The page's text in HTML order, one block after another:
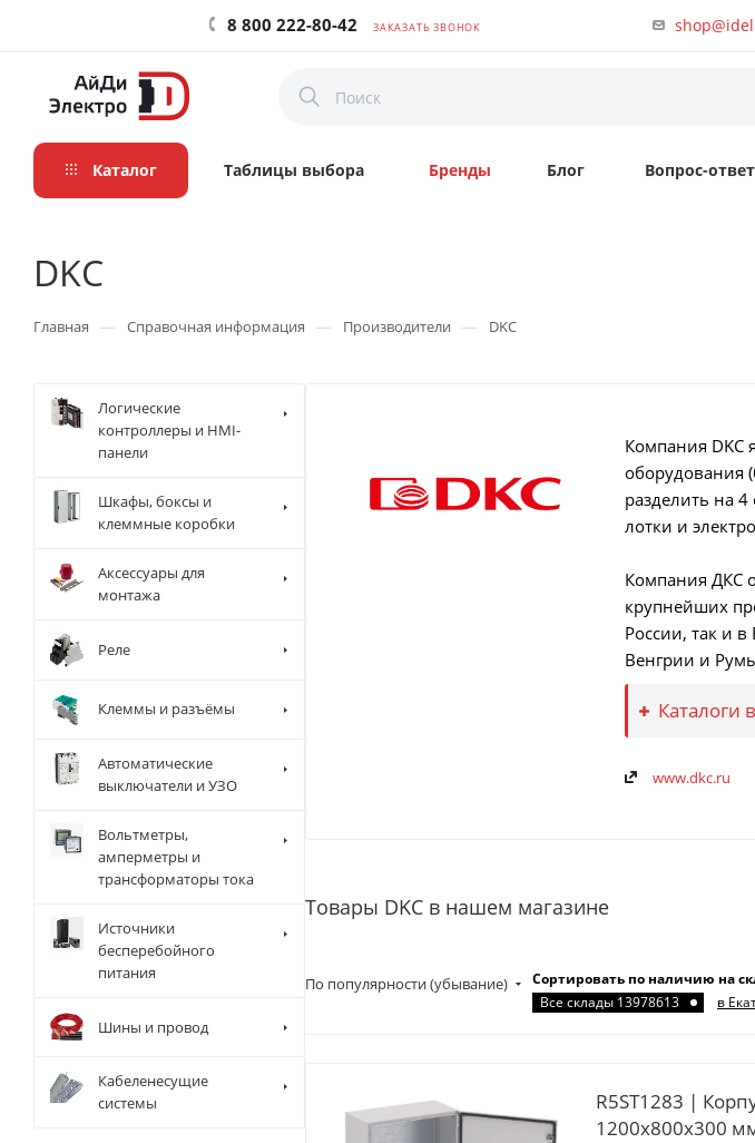
8 800 222-80-42 ЗАКАЗАТЬ ЗВОНОК
Каталог Таблицы выбора Бренды Блог Вопрос-ответ
DKC
Главная — Справочная информация — Производители — DKC
Компания DKC
оборудования
разделить на
лотки и
Компания ДКС
крупнейших
России, так и
Венгрии и
Каталоги
www.dkc.ru
Товары DKC в нашем магазине
По популярности (убывание)
Сортировать по наличию на
Все склады 13978613
в
R5ST1283 |
1200x800x300
Логические
контроллеры и HMI-
панели
Шкафы, боксы и
клеммные коробки
Аксессуары для
монтажа
Реле
Клеммы и разъёмы
Автоматические
выключатели и УЗО
Вольтметры,
амперметры и
трансформаторы тока
Источники
бесперебойного
питания
Шины и провод
Кабеленесущие
системы